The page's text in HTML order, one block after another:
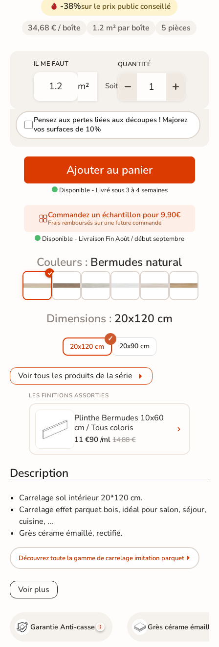
-38%sur le prix public conseillé
34,68 € / boîte 1.2 m² par boîte 5 pièces
IL ME FAUT
m² Soit
QUANTITÉ
Pensez aux pertes liées aux découpes ! Majorez
vos surfaces de 10%
Ajouter au panier
Disponible - Livré sous 3 à 4 semaines
Commandez un échantillon pour 9,90€
Frais remboursés sur une future commande
 Disponible - Livraison Fin Août / début septembre
Couleurs : Bermudes natural
Dimensions : 20x120 cm
20x120 cm 20x90 cm
Carrelage sol imitation
Voir tous les produits de la série
LES FINITIONS ASSORTIES
Plinthe Bermudes 10x60
cm / Tous coloris
11 €90 /ml14,88 €
Description
Carrelage sol intérieur 20*120 cm.
Carrelage effet parquet bois, idéal pour salon, séjour,
cuisine, ...
Grès cérame émaillé, rectifié.
Découvrez toute la gamme de carrelage imitation parquet
Voir plus
Garantie Anti-casse Grès cérame émaillé